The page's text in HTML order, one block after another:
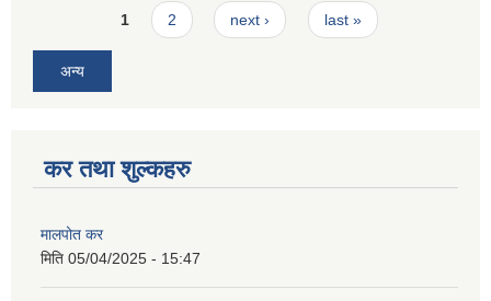
Pages1 2 next › last »
अन्य
कर तथा शुल्कहरु
मालपोत कर
मिति 05/04/2025 - 15:47